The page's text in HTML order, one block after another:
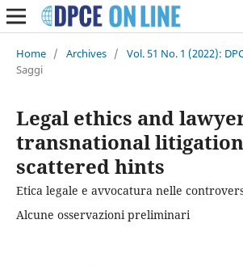
Home / Archives / Vol. 51 No. 1 (2022):
Saggi
Legal ethics and
transnational
scattered hints
Etica legale e avvocatura nelle
Alcune osservazioni preliminari